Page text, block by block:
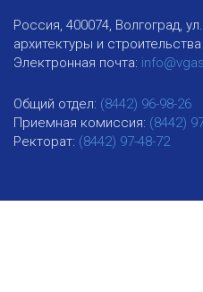
Россия, 400074, Волгоград,
архитектуры и
Электронная почта:
Общий отдел: (8442) 96-98-26
Приемная комиссия: (8442)
Ректорат: (8442) 97-48-72